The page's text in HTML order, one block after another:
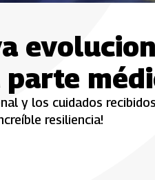
parte
y los cuidados
resiliencia!